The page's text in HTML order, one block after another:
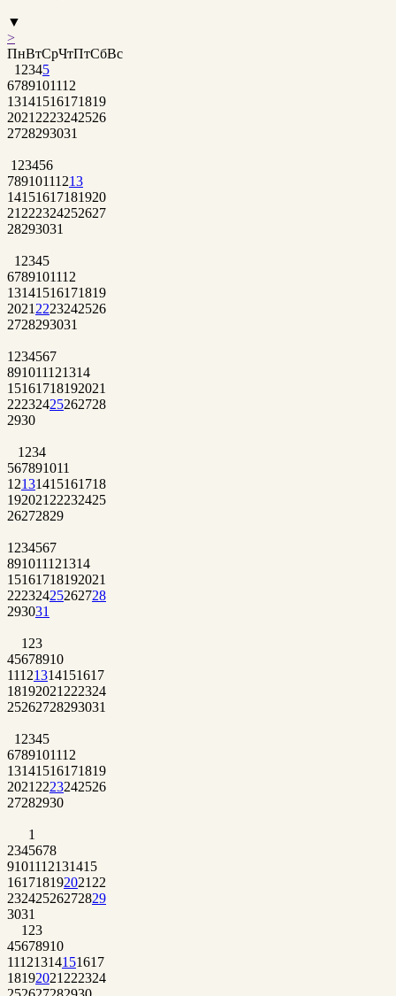
▼
>
ПнВтСрЧтПтСбВс
1 2345
6789101112
13141516171819
2021 2223242526
2728293031
1 23456
78910111213
14151617181920
21 222324252627
28293031
1 2345
6789101112
13141516171819
2021 2223242526
2728293031
1 234567
891011121314
15161718192021
22232425262728
2930
1 234
567891011
12131415161718
192021 22232425
26272829
1 234567
891011121314
15161718192021
22232425262728
293031
1 23
45678910
11121314151617
18192021 222324
25262728293031
1 2345
6789101112
13141516171819
2021 2223242526
27282930
1
2345678
9101112131415
161718192021 22
23242526272829
3031
1 23
45678910
11121314151617
18192021 222324